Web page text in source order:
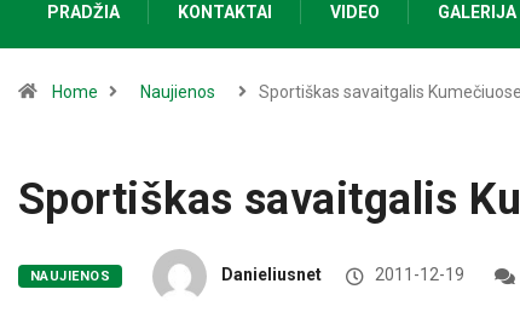
PRADŽIA KONTAKTAI VIDEO GALERIJA
Home Naujienos Sportiškas savaitgalis
Sportiškas savaitgalis
NAUJIENOS Danieliusnet 2011-12-19